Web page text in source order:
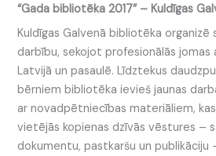
“Gada bibliotēka 2017” – Kuldīgas
Kuldīgas Galvenā bibliotēka organizē
darbību, sekojot profesionālās
Latvijā un pasaulē. Līdztekus
bērniem bibliotēka ievieš jaunas
ar novadpētniecības materiāliem,
vietējās kopienas dzīvās vēstures –
dokumentu, pastkaršu un publikāciju